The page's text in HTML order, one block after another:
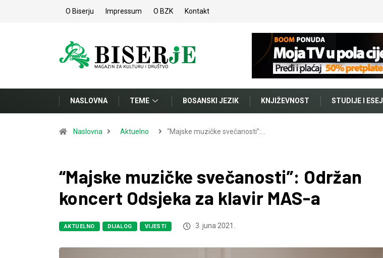
O Biserju Impressum O BZK Kontakt
NASLOVNA TEME BOSANSKI JEZIK KNJIŽEVNOST STUDIJE I ESEJI
Naslovna Aktuelno “Majske muzičke svečanosti”:…
“Majske muzičke svečanosti”: Održan
koncert Odsjeka za klavir MAS-a
AKTUELNO DIJALOG VIJESTI 3. juna 2021.